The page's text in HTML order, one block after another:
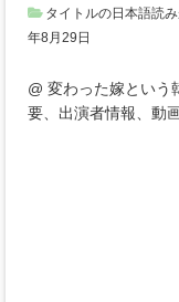
タイトルの日本語読
年8月29日
@ 変わった嫁という
要、出演者情報、動